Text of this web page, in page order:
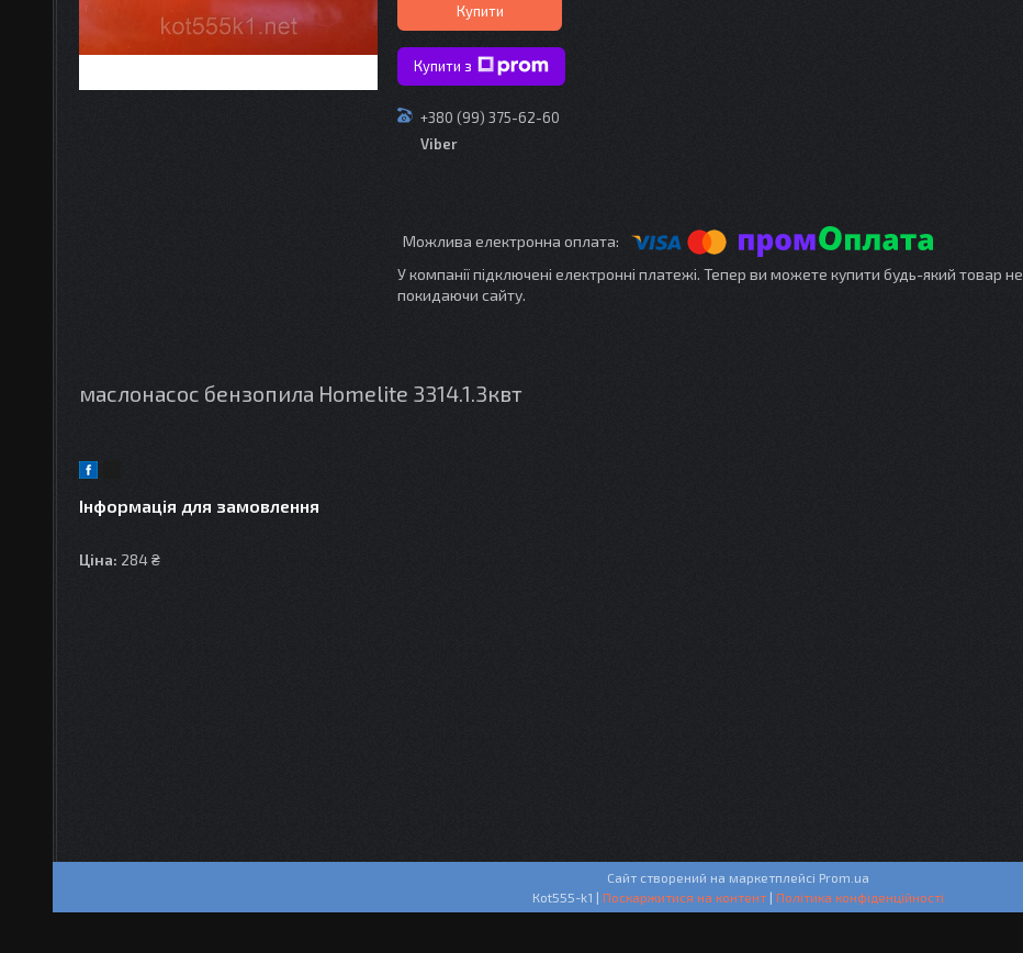
Купити
Купити з
+380 (99) 375-62-60
Viber
У компанії підключені електронні платежі. Тепер ви можете купити будь-який товар не
покидаючи сайту.
маслонасос бензопила Homelite 3314.1.3квт
Інформація для замовлення
Ціна: 284 ₴
Сайт створений на маркетплейсі Prom.ua
Кot555-k1 | Поскаржитися на контент | Політика конфіденційності